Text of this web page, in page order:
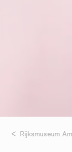
Rijksmuseum